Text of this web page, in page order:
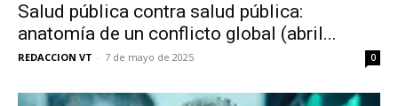
Salud pública contra salud pública:
anatomía de un conflicto global (abril...
REDACCION VT - 7 de mayo de 2025 0